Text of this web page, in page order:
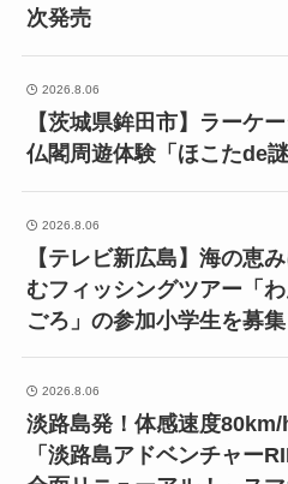
次発売
2026.8.06
【茨城県鉾田市】ラーケ
仏閣周遊体験「ほこたde
2026.8.06
【テレビ新広島】海の恵
むフィッシングツアー「
ごろ」の参加小学生を募集
2026.8.06
淡路島発！体感速度
「淡路島アドベンチャー